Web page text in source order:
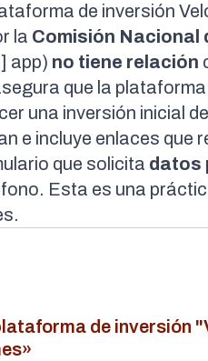
de inversión
la Comisión Nacional
app) no tiene relación
que la
una inversión inicial de
e incluye enlaces que
que solicita datos
Esta es una
.
de inversión